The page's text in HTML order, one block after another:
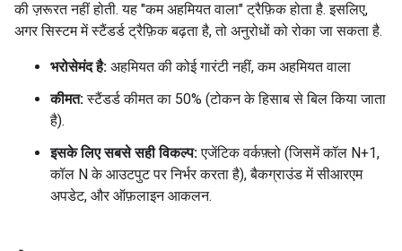
की ज़रूरत नहीं होती. यह "कम अहमियत वाला" ट्रैफ़िक होता है. इसलिए,
अगर सिस्टम में स्टैंडर्ड ट्रैफ़िक बढ़ता है, तो अनुरोधों को रोका जा सकता है.
भरोसेमंद है: अहमियत की कोई गारंटी नहीं, कम अहमियत वाला
कीमत:स्टैंडर्ड कीमत का 50% (टोकन के हिसाब से बिल किया जाता
है).
इसके लिए सबसे सही विकल्प:एजेंटिक वर्कफ़्लो (जिसमें कॉल N+1,
कॉल N के आउटपुट पर निर्भर करता है), बैकग्राउंड में सीआरएम
अपडेट, और ऑफ़लाइन आकलन.